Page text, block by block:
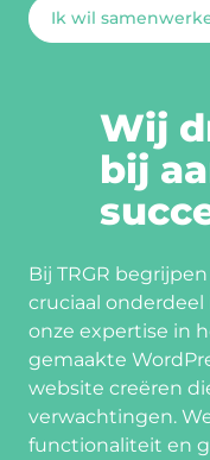
Ik wil
Wij
bij
Bij TRGR
cruciaal onderdeel
onze expertise in
gemaakte
website creëren
verwachtingen.
functionaliteit en